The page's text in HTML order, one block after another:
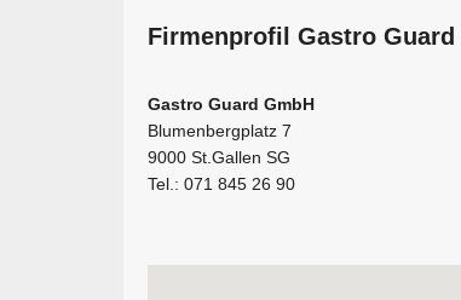
Firmen­profil Gastro
Gastro Guard GmbH
Blumenbergplatz 7
9000 St.Gallen SG
Tel.: 071 845 26 90